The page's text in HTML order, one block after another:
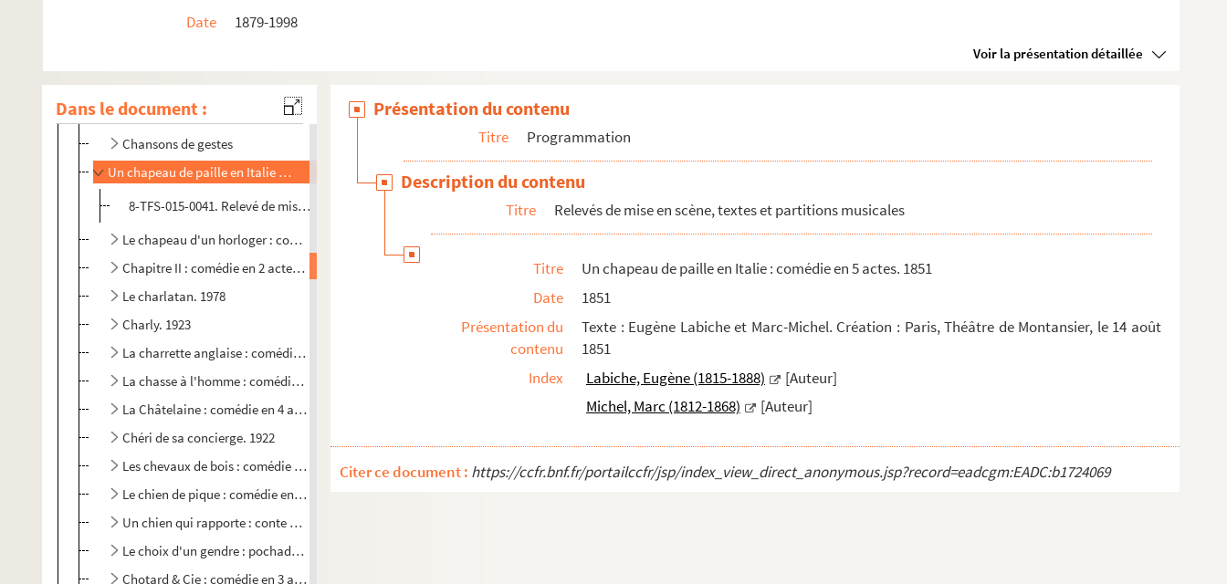
Date
1879-1998
Voir la présentation détaillée
Dans le document :
Cent kilos de café
Cette vieille canaille : pièce inédite en 3 actes. 1930
Chaine anglaise : comédie en 3 actes. 1906
Chansons de gestes
Un chapeau de paille en Italie : comédie en 5 actes. 1851
8-TFS-015-0041. Relevé de mise en scène
Le chapeau d'un horloger : comédie en 1 acte. 1854
Chapitre II : comédie en 2 actes. 1985
Le charlatan. 1978
Charly. 1923
La charrette anglaise : comédie en 3 actes. 1916
La chasse à l'homme : comédie en 3 actes. 1919
La Châtelaine : comédie en 4 actes. 1902
Chéri de sa concierge. 1922
Les chevaux de bois : comédie en 3 actes. 1922
Le chien de pique : comédie en 3 actes. 1949
Un chien qui rapporte : conte de fées moderne en 3 actes. 1924
Le choix d'un gendre : pochade en 1 acte. 1869
Chotard & Cie : comédie en 3 actes. 1928
Présentation du contenu
Titre Programmation
Description du contenu
Titre Relevés de mise en scène, textes et partitions musicales
Titre
Un chapeau de paille en Italie : comédie en 5 actes. 1851
Date
1851
Présentation du
contenu
Texte : Eugène Labiche et Marc-Michel. Création : Paris, Théâtre de Montansier, le 14 août
1851
Index
Labiche, Eugène (1815-1888)
[Auteur]
Michel, Marc (1812-1868)
[Auteur]
Citer ce document : https://ccfr.bnf.fr/portailccfr/jsp/index_view_direct_anonymous.jsp?record=eadcgm:EADC:b1724069